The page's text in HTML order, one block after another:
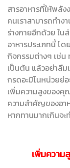
สารอาหารที่ให้พลัง
คนเราสามารถทำ
ร่างกายอีกด้วย ใน
อาหารประเภทนี้ โ
กิจกรรมต่างๆ เช่น
เป็นต้น แล้วอย่าลื
กรดอะมิโนหน่วยย่
เพิ่มความสูงของคุ
ความสำคัญของอา
หากทานมากเกินจะ
เพิ่มความ